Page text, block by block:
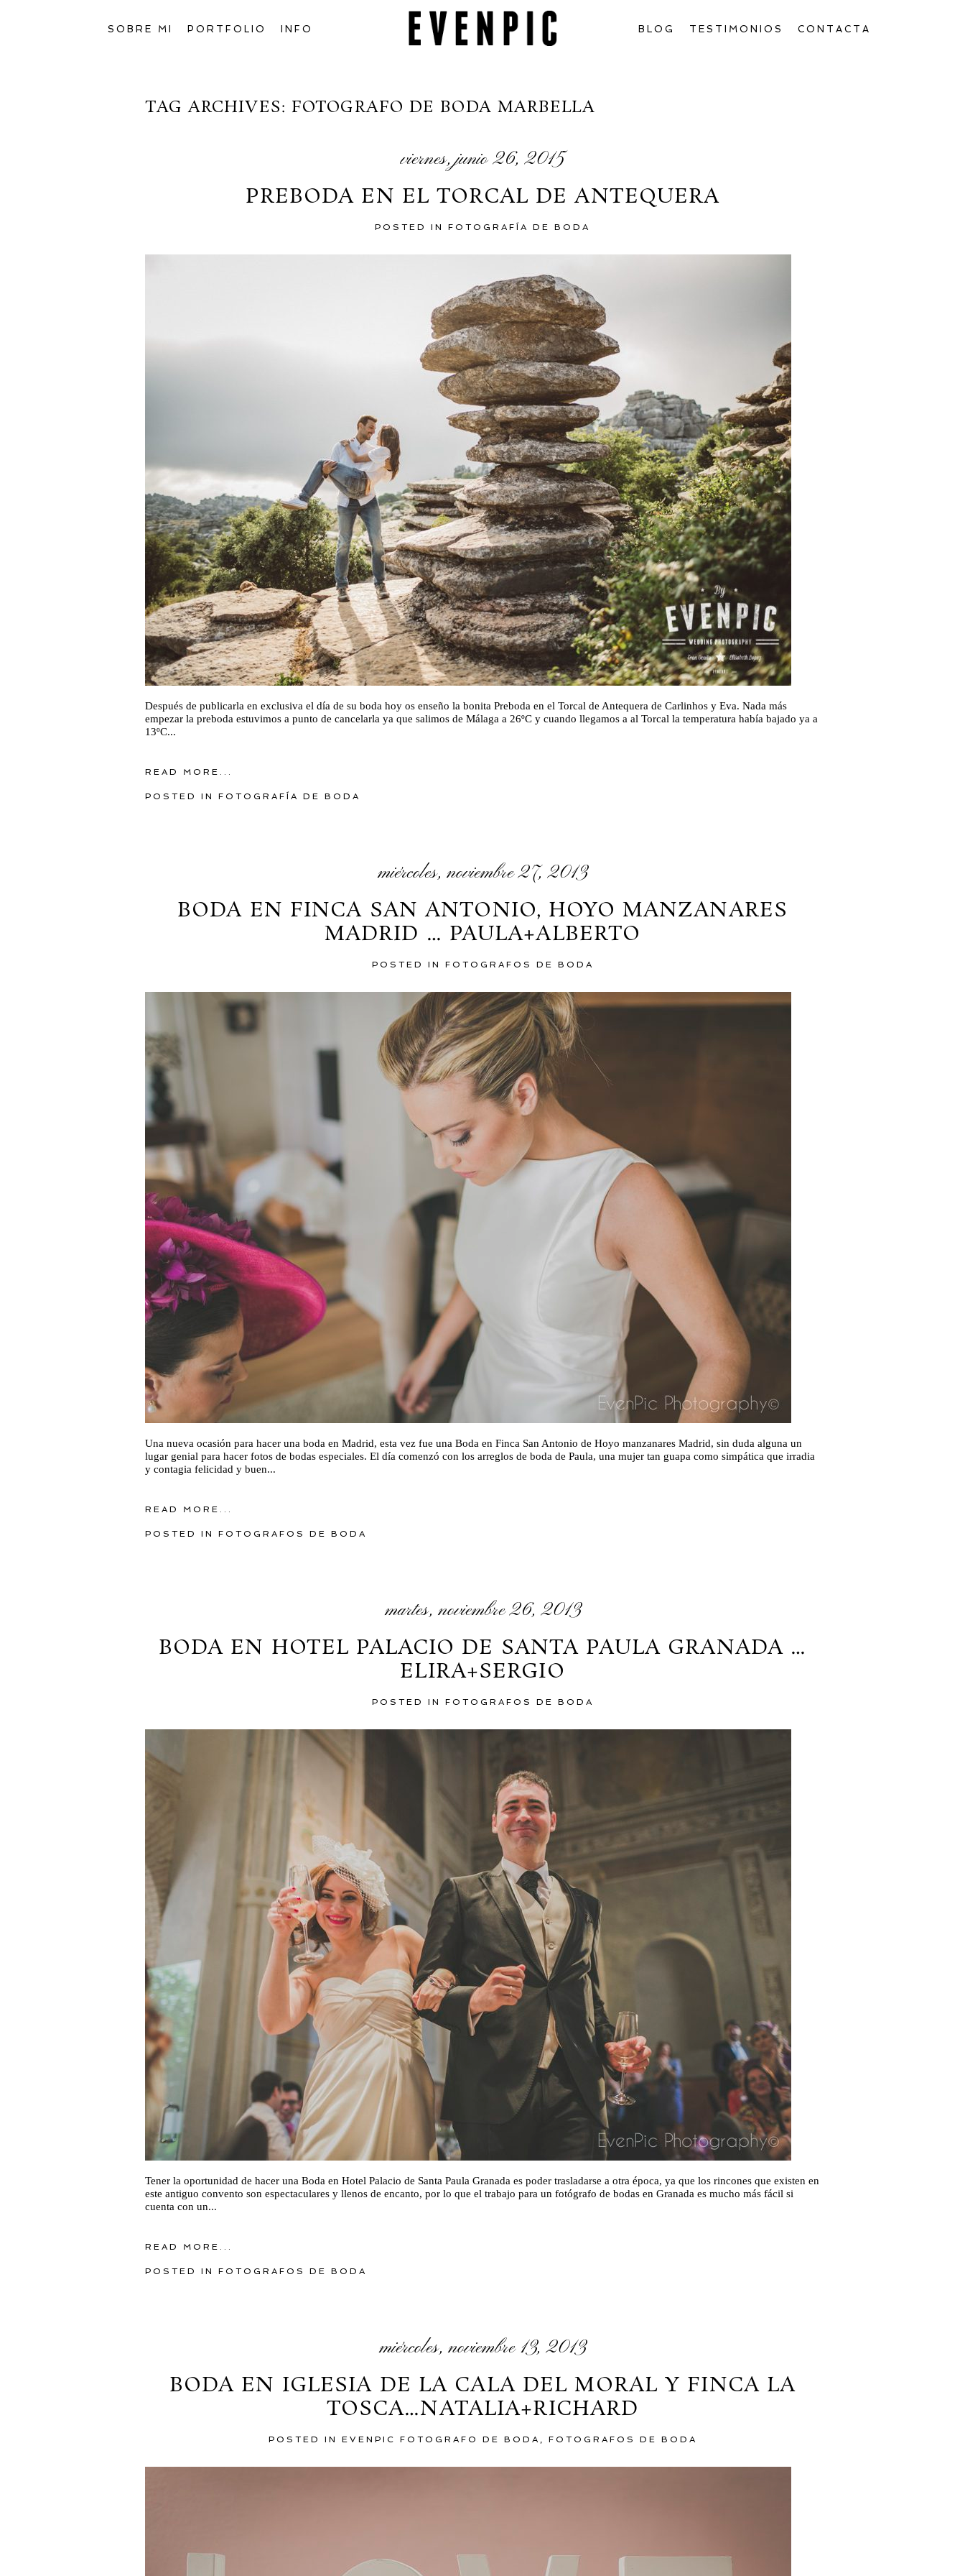
SOBRE MI PORTFOLIO INFO BLOG TESTIMONIOS CONTACTA
TAG ARCHIVES: FOTOGRAFO DE BODA MARBELLA
viernes, junio 26, 2015
PREBODA EN EL TORCAL DE ANTEQUERA
POSTED IN FOTOGRAFÍA DE BODA
Después de publicarla en exclusiva el día de su boda hoy os enseño la bonita Preboda en el Torcal de Antequera de Carlinhos y Eva. Nada más
empezar la preboda estuvimos a punto de cancelarla ya que salimos de Málaga a 26ºC y cuando llegamos a al Torcal la temperatura había bajado ya a
13ºC...
READ MORE...
POSTED IN FOTOGRAFÍA DE BODA
miércoles, noviembre 27, 2013
BODA EN FINCA SAN ANTONIO, HOYO MANZANARES
MADRID … PAULA+ALBERTO
POSTED IN FOTOGRAFOS DE BODA
Una nueva ocasión para hacer una boda en Madrid, esta vez fue una Boda en Finca San Antonio de Hoyo manzanares Madrid, sin duda alguna un
lugar genial para hacer fotos de bodas especiales. El día comenzó con los arreglos de boda de Paula, una mujer tan guapa como simpática que irradia
y contagia felicidad y buen...
READ MORE...
POSTED IN FOTOGRAFOS DE BODA
martes, noviembre 26, 2013
BODA EN HOTEL PALACIO DE SANTA PAULA GRANADA …
ELIRA+SERGIO
POSTED IN FOTOGRAFOS DE BODA
Tener la oportunidad de hacer una Boda en Hotel Palacio de Santa Paula Granada es poder trasladarse a otra época, ya que los rincones que existen en
este antiguo convento son espectaculares y llenos de encanto, por lo que el trabajo para un fotógrafo de bodas en Granada es mucho más fácil si
cuenta con un...
READ MORE...
POSTED IN FOTOGRAFOS DE BODA
miércoles, noviembre 13, 2013
BODA EN IGLESIA DE LA CALA DEL MORAL Y FINCA LA
TOSCA…NATALIA+RICHARD
POSTED IN EVENPIC FOTOGRAFO DE BODA , FOTOGRAFOS DE BODA